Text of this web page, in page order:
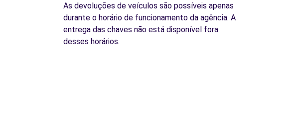
As devoluções de veículos são possíveis apenas
durante o horário de funcionamento da agência. A
entrega das chaves não está disponível fora
desses horários.